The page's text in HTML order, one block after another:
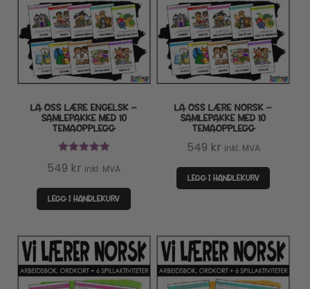
LA OSS LÆRE ENGELSK –
SAMLEPAKKE MED 10
TEMAOPPLEGG
549 kr inkl. MVA
LEGG I HANDLEKURV
LA OSS LÆRE NORSK –
SAMLEPAKKE MED 10
TEMAOPPLEGG
549 kr inkl. MVA
LEGG I HANDLEKURV